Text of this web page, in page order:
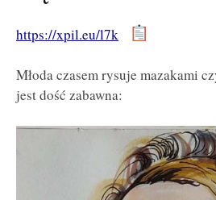
https://xpil.eu/l7k
Młoda czasem rysuje mazakami
jest dość zabawna: